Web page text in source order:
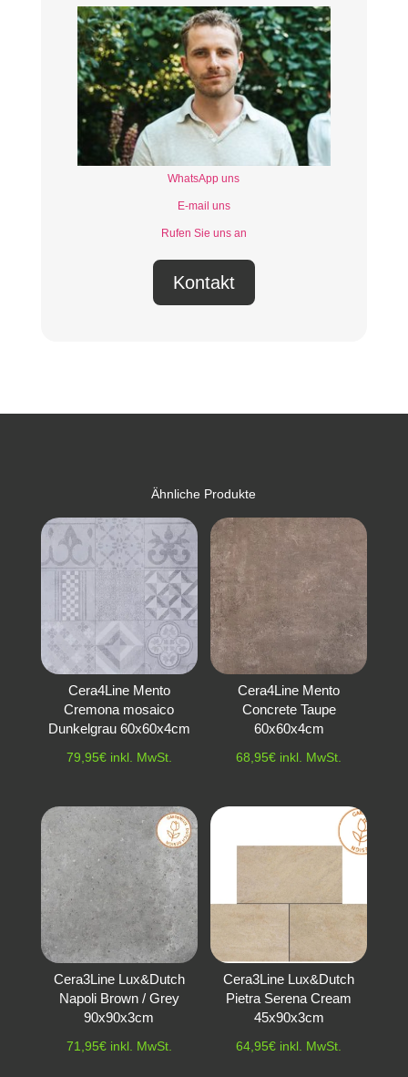
WhatsApp uns
E-mail uns
Rufen Sie uns an
Kontakt
Ähnliche Produkte
Cera4Line Mento
Cremona mosaico
Dunkelgrau 60x60x4cm
79,95€ inkl. MwSt.
Cera4Line Mento
Concrete Taupe
60x60x4cm
68,95€ inkl. MwSt.
Cera3Line Lux&Dutch
Napoli Brown / Grey
90x90x3cm
71,95€ inkl. MwSt.
Cera3Line Lux&Dutch
Pietra Serena Cream
45x90x3cm
64,95€ inkl. MwSt.